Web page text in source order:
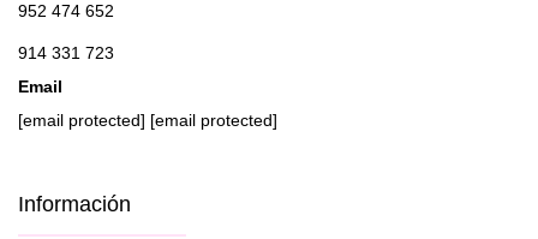
952 474 652
914 331 723
Email
[email protected] [email protected]
Información